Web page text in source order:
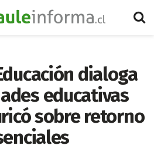
dialoga
educativas
sobre retorno